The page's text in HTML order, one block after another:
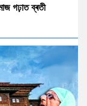
গঢ়াত ব্ৰতী